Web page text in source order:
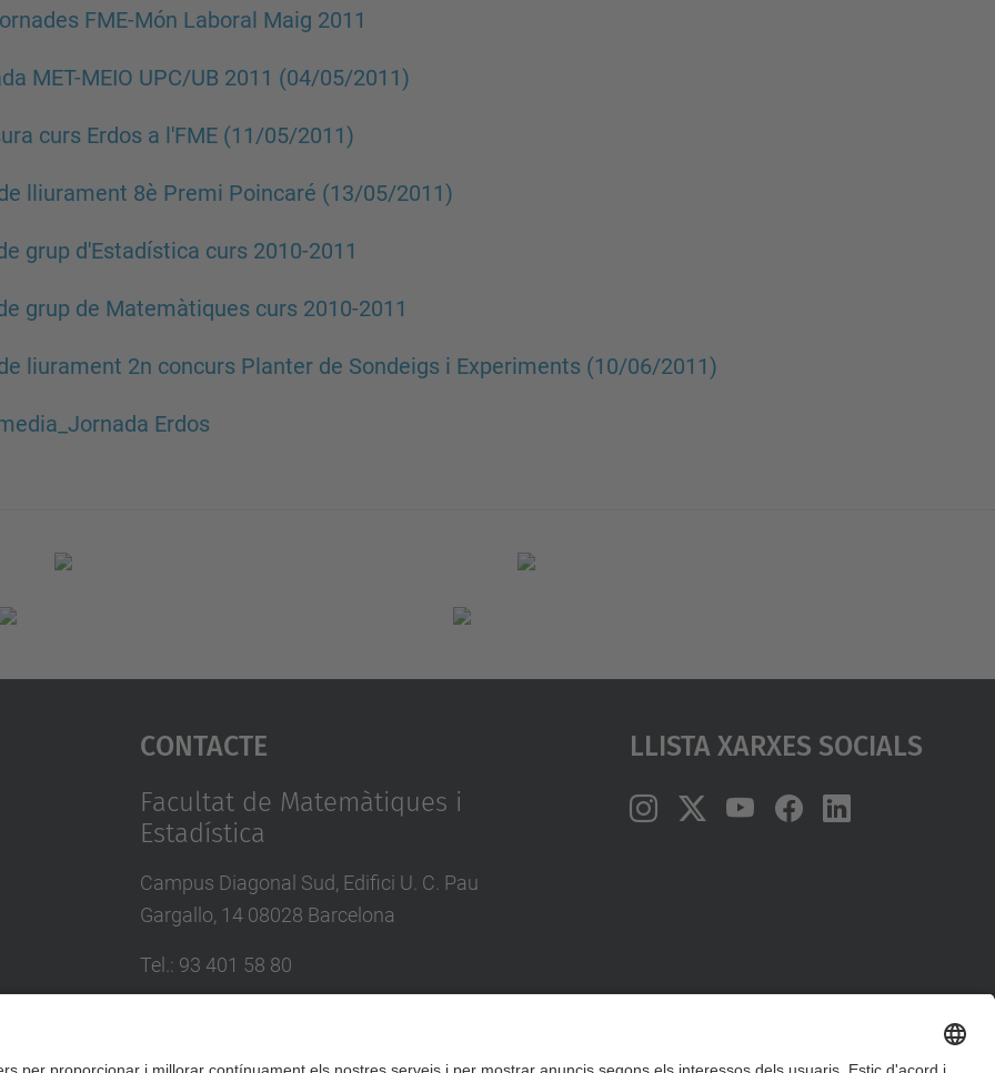
FME-Món Laboral Maig 2011
MET-MEIO UPC/UB 2011 (04/05/2011)
curs Erdos a l'FME (11/05/2011)
lliurament 8è Premi Poincaré (13/05/2011)
grup d'Estadística curs 2010-2011
grup de Matemàtiques curs 2010-2011
liurament 2n concurs Planter de Sondeigs i Experiments (10/06/2011)
Erdos
Contacte
Facultat de Matemàtiques i
Estadística
Campus Diagonal Sud, Edifici U. C. Pau
Gargallo, 14 08028 Barcelona
Tel. : 93 401 58 80
Formulari de contacte
Llista Xarxes Socials